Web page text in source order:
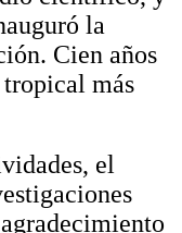
la
Cien años
tropical más
el